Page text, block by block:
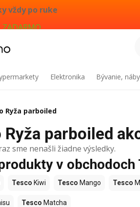
vždy po ruke
Elektronika Bývanie,
Ryža parboiled
Ryža parboiled
sme nenašli žiadne výsledky.
v obchodoch
Tesco Kiwi Tesco Mango Tesco
Tesco Matcha